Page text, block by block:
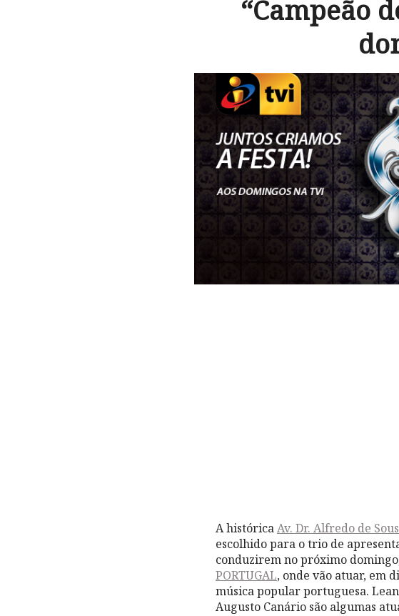
“Campeão
A históricaAv. Dr. Alfredo de
escolhido para o trio de
conduzirem no próximo
PORTUGAL, onde vão atuar, em
música popular portuguesa.
Augusto Canário são algumas